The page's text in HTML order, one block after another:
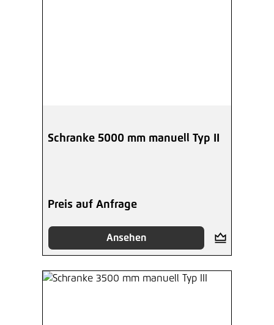
Schranke 5000 mm manuell Typ II
Preis auf Anfrage
Ansehen